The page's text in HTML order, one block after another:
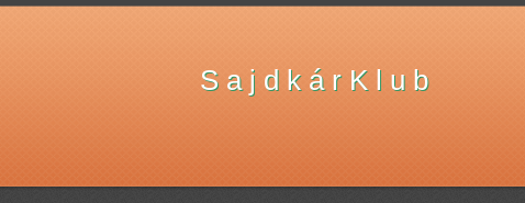
S a j d k á r K l u b